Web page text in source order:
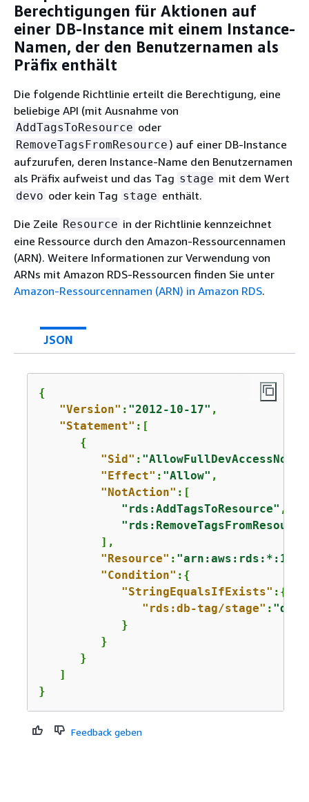
Berechtigungen für Aktionen auf
einer DB-Instance mit einem Instance-
Namen, der den Benutzernamen als
Präfix enthält
Die folgende Richtlinie erteilt die Berechtigung, eine
beliebige API (mit Ausnahme von
AddTagsToResource oder
RemoveTagsFromResource ) auf einer DB-Instance
aufzurufen, deren Instance-Name den Benutzernamen
als Präfix aufweist und das Tag stage mit dem Wert
devo oder kein Tag stage enthält.
Die Zeile Resource in der Richtlinie kennzeichnet
eine Ressource durch den Amazon-Ressourcennamen
(ARN). Weitere Informationen zur Verwendung von
ARNs mit Amazon RDS-Ressourcen finden Sie unter
Amazon-Ressourcennamen (ARN) in Amazon RDS.
JSON
{
"Version" : "2012-10-17" ,
"Statement" :[
{
"Sid" :
"Effect" : "Allow" ,
"NotAction" :[
"rds:AddTagsToResource" ,
         ],
"Resource" :
"Condition" : {
"StringEqualsIfExists" : {
"rds:db-tag/stage" :
            }
         }
      }
   ]
}
Feedback geben